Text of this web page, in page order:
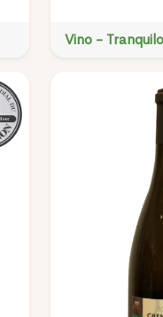
Vino - Tranquilo